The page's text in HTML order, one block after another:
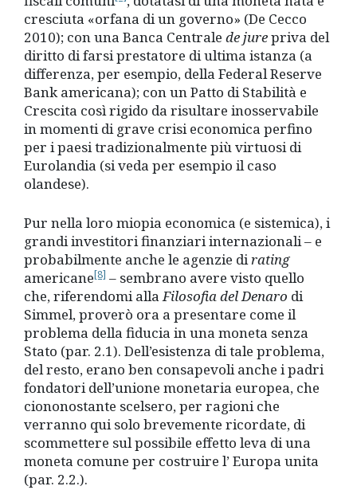
cresciuta «orfana di un governo» (De Cecco
2010); con una Banca Centrale de jurepriva del
diritto di farsi prestatore di ultima istanza (a
differenza, per esempio, della Federal Reserve
Bank americana); con un Patto di Stabilità e
Crescita così rigido da risultare inosservabile
in momenti di grave crisi economica perfino
per i paesi tradizionalmente più virtuosi di
Eurolandia (si veda per esempio il caso
olandese).
Pur nella loro miopia economica (e sistemica), i
grandi investitori finanziari internazionali – e
probabilmente anche le agenzie dirating
americane[8] – sembrano avere visto quello
che, riferendomi allaFilosofia del Denaro di
Simmel, proverò ora a presentare come il
problema della fiducia in una moneta senza
Stato (par. 2.1). Dell’esistenza di tale problema,
del resto, erano ben consapevoli anche i padri
fondatori dell’unione monetaria europea, che
ciononostante scelsero, per ragioni che
verranno qui solo brevemente ricordate, di
scommettere sul possibile effetto leva di una
moneta comune per costruire l’ Europa unita
(par. 2.2.).